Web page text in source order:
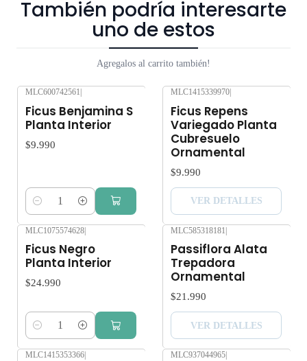
También podría interesarte
uno de estos
Agregalos al carrito también!
MLC600742561
Ficus Benjamina S
Planta Interior
$9.990
Cantidad
MLC1415339970
Ficus Repens
Variegado Planta
Cubresuelo
Ornamental
$9.990
VER DETALLES
MLC1075574628|
Ficus Negro
Planta Interior
$24.990
Cantidad
MLC585318181 |
Passiflora Alata
Trepadora
Ornamental
$21.990
VER DETALLES
MLC1415353366 MLC937044965